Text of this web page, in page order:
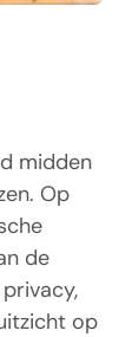
midden
Op
de
op